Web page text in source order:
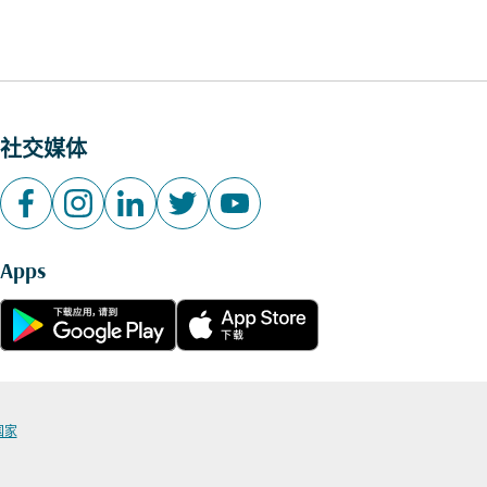
社交媒体
Apps
家